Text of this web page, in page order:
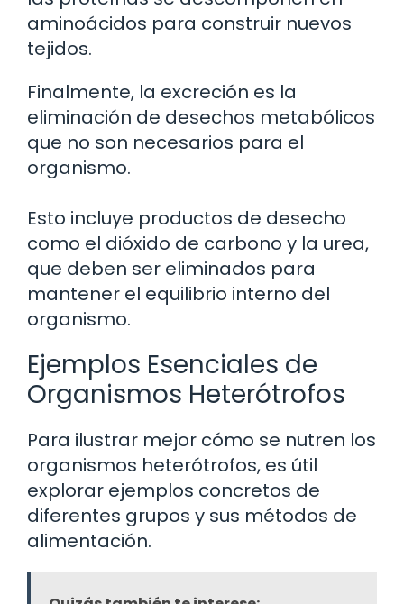
aminoácidos para construir nuevos
tejidos.
Finalmente, la excreción es la
eliminación de desechos metabólicos
que no son necesarios para el
organismo.
Esto incluye productos de desecho
como el dióxido de carbono y la urea,
que deben ser eliminados para
mantener el equilibrio interno del
organismo.
Ejemplos Esenciales de
Organismos Heterótrofos
Para ilustrar mejor cómo se nutren los
organismos heterótrofos, es útil
explorar ejemplos concretos de
diferentes grupos y sus métodos de
alimentación.